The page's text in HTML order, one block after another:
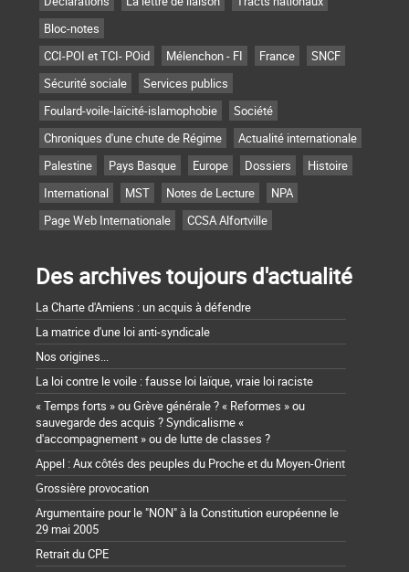
Bloc-notes
CCI-POI et TCI- POid
Mélenchon - FI France
SNCF
Sécurité sociale
Services publics
Foulard-voile-laïcité-islamophobie
Société
Chroniques d'une chute de Régime
Actualité internationale
Palestine
Pays Basque Europe Dossiers
Histoire
International
MST Notes de Lecture
NPA
Page Web Internationale
CCSA Alfortville
Des archives toujours d'actualité
La Charte d'Amiens : un acquis à défendre
La matrice d'une loi anti-syndicale
Nos origines...
La loi contre le voile : fausse loi laïque, vraie loi raciste
« Temps forts » ou Grève générale ? « Reformes » ou
sauvegarde des acquis ? Syndicalisme «
d'accompagnement » ou de lutte de classes ?
Appel : Aux côtés des peuples du Proche et du Moyen-Orient
Grossière provocation
Argumentaire pour le "NON" à la Constitution européenne le
29 mai 2005
Retrait du CPE